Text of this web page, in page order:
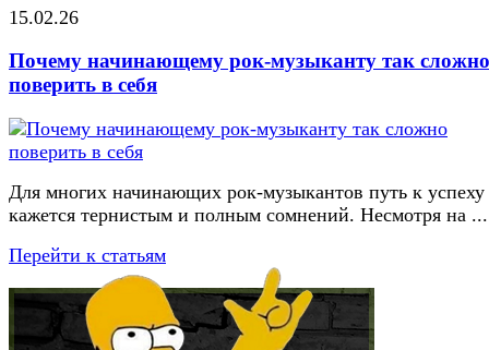
15.02.26
Почему начинающему рок-музыканту так сложно
поверить в себя
Для многих начинающих рок-музыкантов путь к успеху
кажется тернистым и полным сомнений. Несмотря на ...
Перейти к статьям